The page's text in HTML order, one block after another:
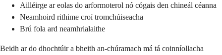
Ailléirge ar eolas do arformoterol nó cógais den chineál céanna
Neamhoird rithime croí tromchúiseacha
Brú fola ard neamhrialaithe
Beidh ar do dhochtúir a bheith an-chúramach má tá coinníollacha